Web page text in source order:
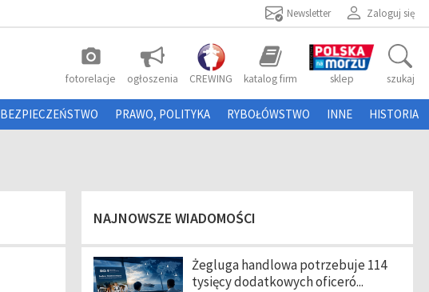
Zaloguj się
Newsletter
photo_camera
fotorelacje ogłoszenia CREWING katalog firm sklep szukaj
BEZPIECZEŃSTWO PRAWO, POLITYKA RYBOŁÓWSTWO INNE HISTORIA
NAJNOWSZE WIADOMOŚCI
Żegluga handlowa potrzebuje 114
tysięcy dodatkowych oficeró...